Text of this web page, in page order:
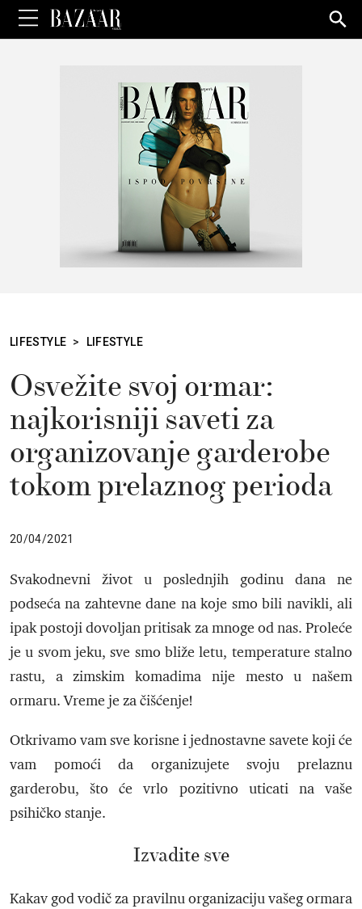
for:
LIFESTYLE > LIFESTYLE
Osvežite svoj ormar:
najkorisniji saveti za
organizovanje garderobe
tokom prelaznog perioda
20/04/2021
Svakodnevni život u poslednjih godinu dana ne
podseća na zahtevne dane na koje smo bili navikli, ali
ipak postoji dovoljan pritisak za mnoge od nas. Proleće
je u svom jeku, sve smo bliže letu, temperature stalno
rastu, a zimskim komadima nije mesto u našem
ormaru. Vreme je za čišćenje!
Otkrivamo vam sve korisne i jednostavne savete koji će
vam pomoći da organizujete svoju prelaznu
garderobu, što će vrlo pozitivno uticati na vaše
psihičko stanje.
Izvadite sve
Kakav god vodič za pravilnu organizaciju vašeg ormara